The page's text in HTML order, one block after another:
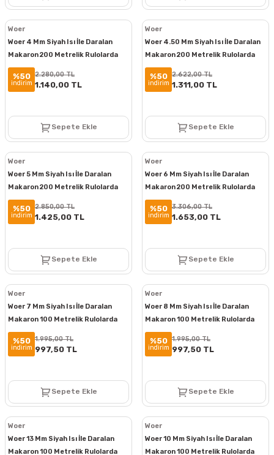
Woer
Woer 4 Mm Siyah Isı İle Daralan
Makaron 200 Metrelik Rulolarda
%50
indirim
2.280,00 TL
1.140,00 TL
Sepete Ekle
Woer
Woer 4.50 Mm Siyah Isı İle Daralan
Makaron 200 Metrelik Rulolarda
%50
indirim
2.622,00 TL
1.311,00 TL
Sepete Ekle
Woer
Woer 5 Mm Siyah Isı İle Daralan
Makaron 200 Metrelik Rulolarda
%50
indirim
2.850,00 TL
1.425,00 TL
Sepete Ekle
Woer
Woer 6 Mm Siyah Isı İle Daralan
Makaron 200 Metrelik Rulolarda
%50
indirim
3.306,00 TL
1.653,00 TL
Sepete Ekle
Woer
Woer 7 Mm Siyah Isı İle Daralan
Makaron 100 Metrelik Rulolarda
%50
indirim
1.995,00 TL
997,50 TL
Sepete Ekle
Woer
Woer 8 Mm Siyah Isı İle Daralan
Makaron 100 Metrelik Rulolarda
%50
indirim
1.995,00 TL
997,50 TL
Sepete Ekle
Woer
Woer 13 Mm Siyah Isı İle Daralan
Makaron 100 Metrelik Rulolarda
Woer
Woer 10 Mm Siyah Isı İle Daralan
Makaron 100 Metrelik Rulolarda